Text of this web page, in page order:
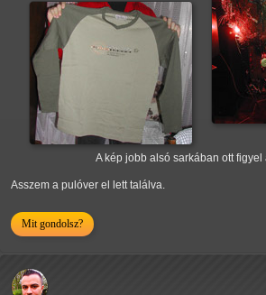
A kép jobb alsó sarkában ott figyel
Asszem a pulóver el lett találva.
Mit gondolsz?